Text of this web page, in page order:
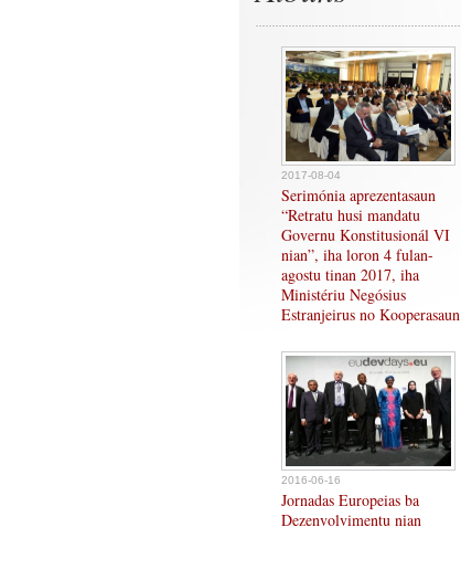
2017-08-04
Serimónia aprezentasaun
“Retratu husi mandatu
Governu Konstitusionál VI
nian”, iha loron 4 fulan-
agostu tinan 2017, iha
Ministériu Negósius
Estranjeirus no Kooperasaun
2016-06-16
Jornadas Europeias ba
Dezenvolvimentu nian